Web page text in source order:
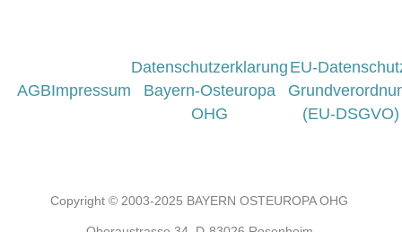
AGBImpressum
Datenschutzerklarung
Bayern-Osteuropa
OHG
EU-
(EU-DSGVO)
Copyright © 2003-2025 BAYERN OSTEUROPA OHG